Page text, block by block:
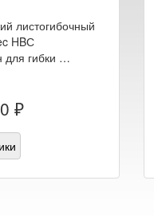
листогибочный
HBС
для гибки …
₽